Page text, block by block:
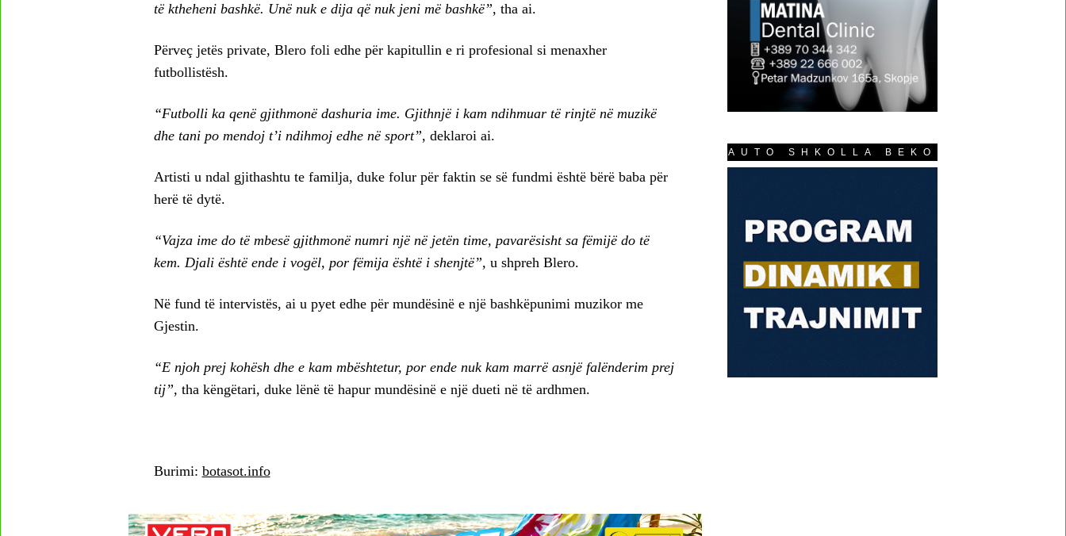
të ktheheni bashkë. Unë nuk e dija që nuk jeni më bashkë”, tha ai.
Përveç jetës private, Blero foli edhe për kapitullin e ri profesional si menaxher
futbollistësh.
“Futbolli ka qenë gjithmonë dashuria ime. Gjithnjë i kam ndihmuar të rinjtë në muzikë
dhe tani po mendoj t’i ndihmoj edhe në sport”, deklaroi ai.
Artisti u ndal gjithashtu te familja, duke folur për faktin se së fundmi është bërë baba për
herë të dytë.
“Vajza ime do të mbesë gjithmonë numri një në jetën time, pavarësisht sa fëmijë do të
kem. Djali është ende i vogël, por fëmija është i shenjtë”, u shpreh Blero.
Në fund të intervistës, ai u pyet edhe për mundësinë e një bashkëpunimi muzikor me
Gjestin.
“E njoh prej kohësh dhe e kam mbështetur, por ende nuk kam marrë asnjë falënderim prej
tij”, tha këngëtari, duke lënë të hapur mundësinë e një dueti në të ardhmen.
Burimi: botasot.info
AUTO SHKOLLA BEKO